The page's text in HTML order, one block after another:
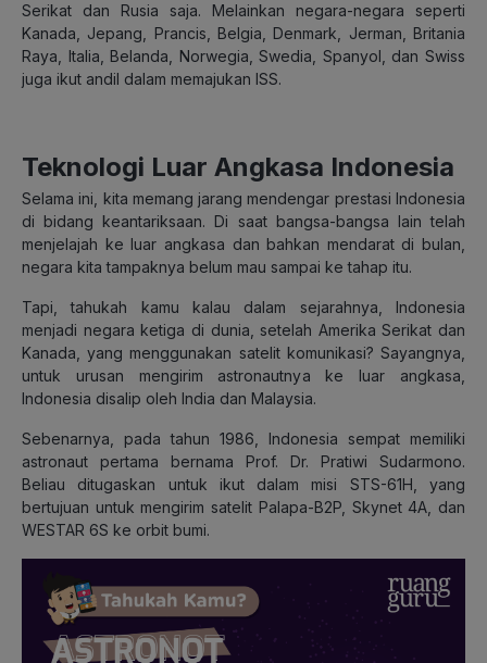
Serikat dan Rusia saja. Melainkan negara-negara seperti
Kanada, Jepang, Prancis, Belgia, Denmark, Jerman, Britania
Raya, Italia, Belanda, Norwegia, Swedia, Spanyol, dan Swiss
juga ikut andil dalam memajukan ISS.
Teknologi Luar Angkasa Indonesia
Selama ini, kita memang jarang mendengar prestasi Indonesia
di bidang keantariksaan. Di saat bangsa-bangsa lain telah
menjelajah ke luar angkasa dan bahkan mendarat di bulan,
negara kita tampaknya belum mau sampai ke tahap itu.
Tapi, tahukah kamu kalau dalam sejarahnya, Indonesia
menjadi negara ketiga di dunia, setelah Amerika Serikat dan
Kanada, yang menggunakan satelit komunikasi? Sayangnya,
untuk urusan mengirim astronautnya ke luar angkasa,
Indonesia disalip oleh India dan Malaysia.
Sebenarnya, pada tahun 1986, Indonesia sempat memiliki
astronaut pertama bernama Prof. Dr. Pratiwi Sudarmono.
Beliau ditugaskan untuk ikut dalam misi STS-61H, yang
bertujuan untuk mengirim satelit Palapa-B2P, Skynet 4A, dan
WESTAR 6S ke orbit bumi.